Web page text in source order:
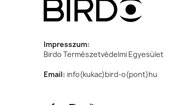
Impresszum:
Birdo Természetvédelmi Egyesület
Email: info(kukac)bird-o(pont)hu